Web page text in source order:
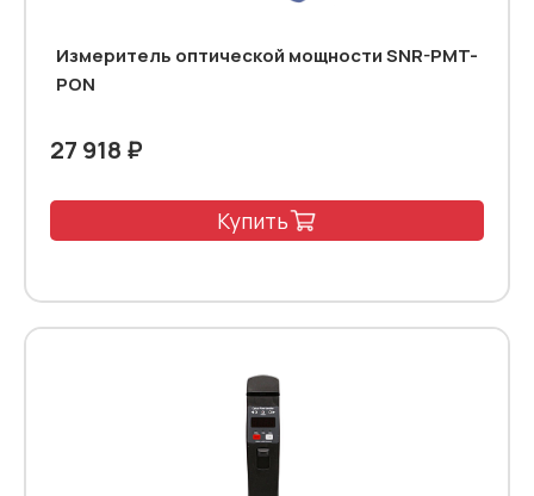
Измеритель оптической мощности SNR-PMT-
PON
27 918 ₽
Купить